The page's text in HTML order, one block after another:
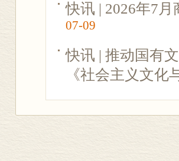
快讯 | 2026年7
07-09
快讯 | 推动国有
《社会主义文化